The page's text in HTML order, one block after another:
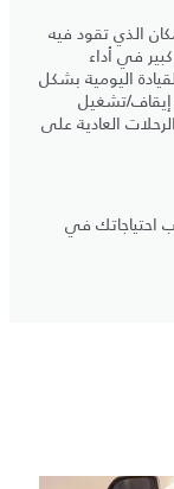
الذي تقود فيه
في أداء
اليومية بشكل
تشغيل
العادية على
احتياجاتك في